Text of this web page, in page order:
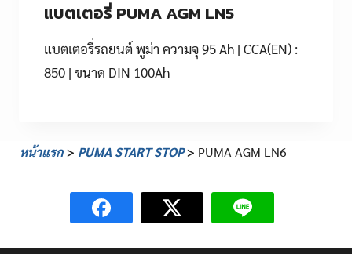
แบตเตอรี่ PUMA AGM LN5
แบตเตอรี่รถยนต์ พูม่า ความจุ 95 Ah | CCA(EN) :
850 | ขนาด DIN 100Ah
หน้าแรก> PUMA START STOP> PUMA AGM LN6